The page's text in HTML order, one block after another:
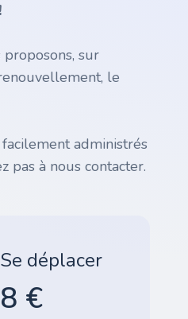
sur
le
administrés
pas à nous contacter.
Se déplacer
8 €